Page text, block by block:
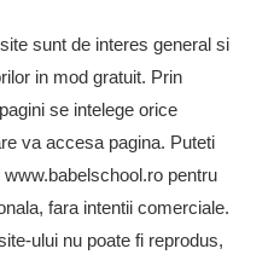
sunt de interes general si
in mod gratuit. Prin
se intelege orice
va accesa pagina. Puteti
pentru
fara intentii comerciale.
ului nu poate fi reprodus,